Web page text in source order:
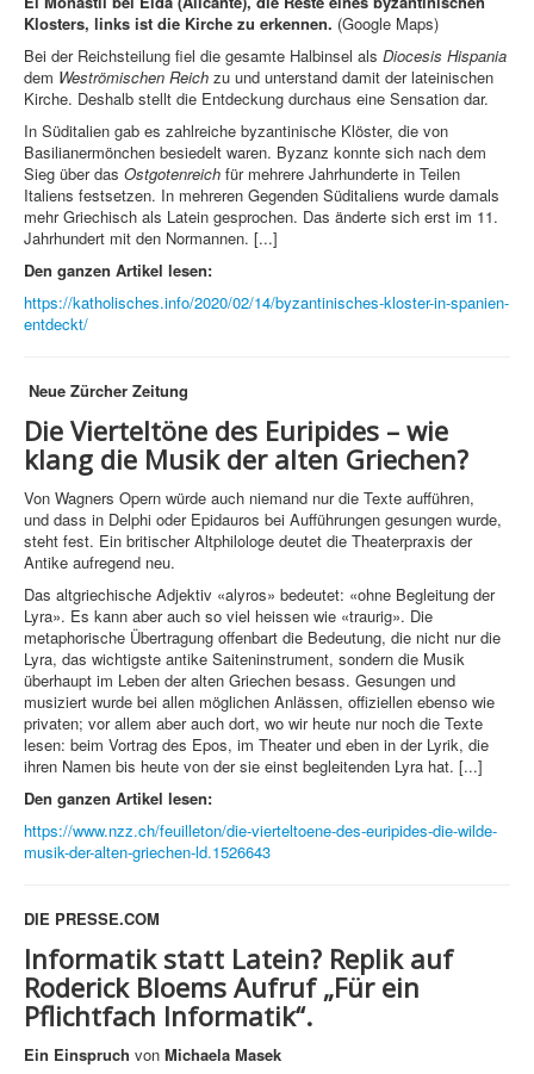
Klosters, links ist die Kirche zu erkennen. (Google Maps)
Bei der Reichsteilung fiel die gesamte Halbinsel als Diocesis Hispania
dem Weströmischen Reich zu und unterstand damit der lateinischen
Kirche. Deshalb stellt die Entdeckung durchaus eine Sensation dar.
In Süditalien gab es zahlreiche byzantinische Klöster, die von
Basilianermönchen besiedelt waren. Byzanz konnte sich nach dem
Sieg über das Ostgotenreich für mehrere Jahrhunderte in Teilen
Italiens festsetzen. In mehreren Gegenden Süditaliens wurde damals
mehr Griechisch als Latein gesprochen. Das änderte sich erst im 11.
Jahrhundert mit den Normannen. [...]
Den ganzen Artikel lesen:
https://katholisches.info/2020/02/14/byzantinisches-kloster-in-spanien-
entdeckt/
Neue Zürcher Zeitung
Die Vierteltöne des Euripides – wie
klang die Musik der alten Griechen?
Von Wagners Opern würde auch niemand nur die Texte aufführen,
und dass in Delphi oder Epidauros bei Aufführungen gesungen wurde,
steht fest. Ein britischer Altphilologe deutet die Theaterpraxis der
Antike aufregend neu.
Das altgriechische Adjektiv «alyros» bedeutet: «ohne Begleitung der
Lyra». Es kann aber auch so viel heissen wie «traurig». Die
metaphorische Übertragung offenbart die Bedeutung, die nicht nur die
Lyra, das wichtigste antike Saiteninstrument, sondern die Musik
überhaupt im Leben der alten Griechen besass. Gesungen und
musiziert wurde bei allen möglichen Anlässen, offiziellen ebenso wie
privaten; vor allem aber auch dort, wo wir heute nur noch die Texte
lesen: beim Vortrag des Epos, im Theater und eben in der Lyrik, die
ihren Namen bis heute von der sie einst begleitenden Lyra hat. [...]
Den ganzen Artikel lesen:
https://www.nzz.ch/feuilleton/die-vierteltoene-des-euripides-die-wilde-
musik-der-alten-griechen-ld.1526643
DIE PRESSE.COM
Informatik statt Latein? Replik auf
Roderick Bloems Aufruf „Für ein
Pflichtfach Informatik“.
Ein Einspruch von Michaela Masek